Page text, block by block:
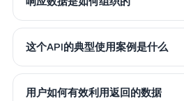
这个API的典型使用案例是什么
用户如何有效利用返回的数据